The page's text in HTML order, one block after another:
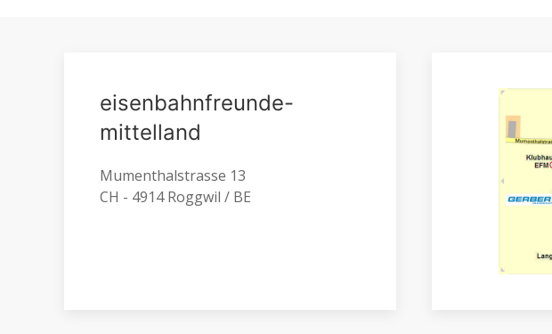
eisenbahnfreunde-
mittelland
Mumenthalstrasse 13
CH - 4914 Roggwil / BE